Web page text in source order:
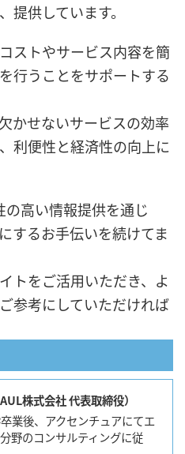
提供しています。
ストやサービス内容を簡
行うことをサポートする
かせないサービスの効率
利便性と経済性の向上に
の高い情報提供を通じ
するお手伝いを続けてま
トをご活用いただき、よ
参考にしていただければ
株式会社 代表取締役）
業後、アクセンチュアにてエ
野のコンサルティングに従